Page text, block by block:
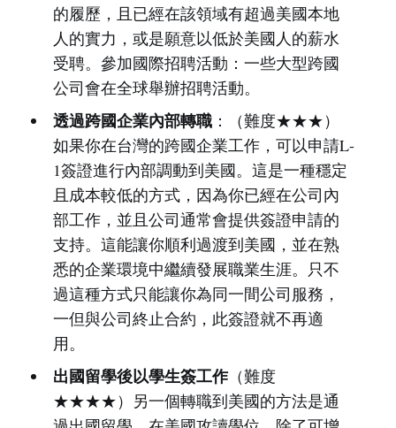
的履歷，且已經在該領域有超過美國本地
人的實力，或是願意以低於美國人的薪水
受聘。參加國際招聘活動：一些大型跨國
公司會在全球舉辦招聘活動。
透過跨國企業內部轉職：（難度★★★）
如果你在台灣的跨國企業工作，可以申請L-
1簽證進行內部調動到美國。這是一種穩定
且成本較低的方式，因為你已經在公司內
部工作，並且公司通常會提供簽證申請的
支持。這能讓你順利過渡到美國，並在熟
悉的企業環境中繼續發展職業生涯。只不
過這種方式只能讓你為同一間公司服務，
一但與公司終止合約，此簽證就不再適
用。
出國留學後以學生簽工作（難度
★★★★）另一個轉職到美國的方法是通